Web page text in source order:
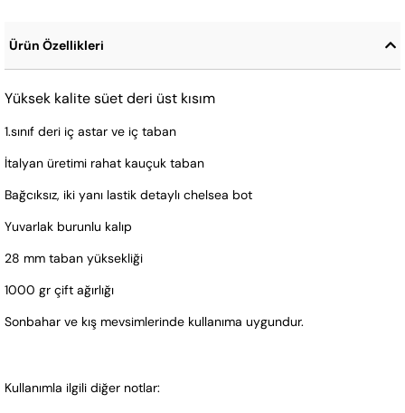
Ürün Özellikleri
Yüksek kalite süet deri üst kısım
1.sınıf deri iç astar ve iç taban
İtalyan üretimi rahat kauçuk taban
Bağcıksız, iki yanı lastik detaylı chelsea bot
Yuvarlak burunlu kalıp
28 mm taban yüksekliği
1000 gr çift ağırlığı
Sonbahar ve kış mevsimlerinde kullanıma uygundur.
​​​​​Kullanımla ilgili diğer notlar: